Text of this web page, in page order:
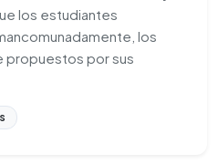
los estudiantes
los
propuestos por sus